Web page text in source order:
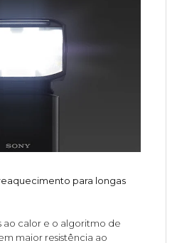
para longas
ao calor e o algoritmo de
maior resistência ao